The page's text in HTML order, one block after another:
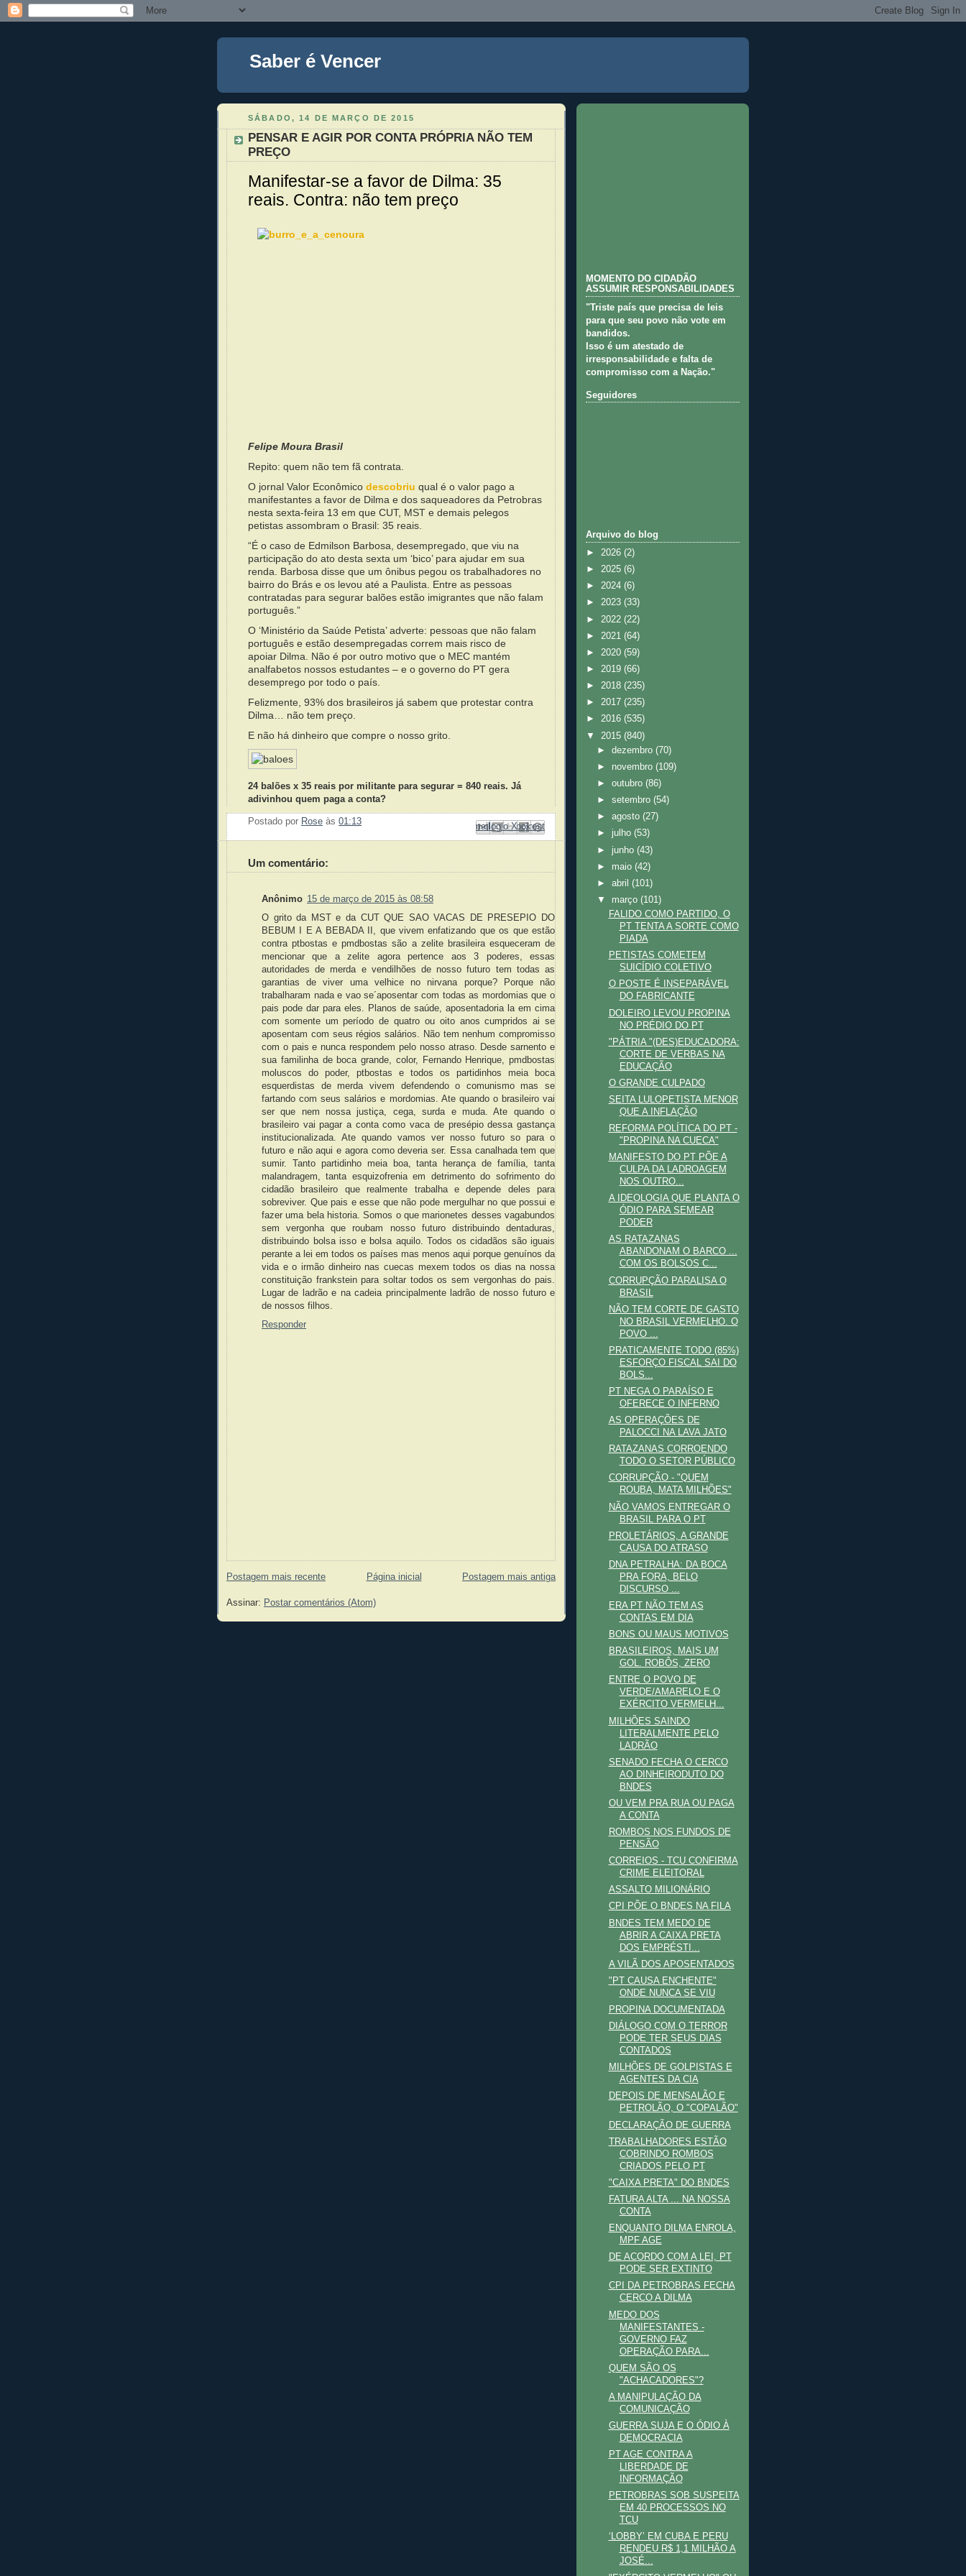
Saber é Vencer
SÁBADO, 14 DE MARÇO DE 2015
PENSAR E AGIR POR CONTA PRÓPRIA NÃO TEM
PREÇO
Manifestar-se a favor de Dilma: 35
reais. Contra: não tem preço
Felipe Moura Brasil
Repito: quem não tem fã contrata.
O jornal Valor Econômico descobriu qual é o valor pago a
manifestantes a favor de Dilma e dos saqueadores da Petrobras
nesta sexta-feira 13 em que CUT, MST e demais pelegos
petistas assombram o Brasil: 35 reais.
“É o caso de Edmilson Barbosa, desempregado, que viu na
participação do ato desta sexta um ‘bico’ para ajudar em sua
renda. Barbosa disse que um ônibus pegou os trabalhadores no
bairro do Brás e os levou até a Paulista. Entre as pessoas
contratadas para segurar balões estão imigrantes que não falam
português.”
O ‘Ministério da Saúde Petista’ adverte: pessoas que não falam
português e estão desempregadas correm mais risco de
apoiar Dilma. Não é por outro motivo que o MEC mantém
analfabetos nossos estudantes – e o governo do PT gera
desemprego por todo o país.
Felizmente, 93% dos brasileiros já sabem que protestar contra
Dilma… não tem preço.
E não há dinheiro que compre o nosso grito.
24 balões x 35 reais por militante para segurar = 840 reais. Já
adivinhou quem paga a conta?
Postado por Rose às 01:13 Enviar por e-mail
Postar no blog!
Compartilhar no X
Compartilhar no Facebook
Compartilhar com o Pinterest
Um comentário:
Anônimo 15 de março de 2015 às 08:58
O grito da MST e da CUT QUE SAO VACAS DE PRESEPIO DO
BEBUM I E A BEBADA II, que vivem enfatizando que os que estão
contra ptbostas e pmdbostas são a zelite brasileira esqueceram de
mencionar que a zelite agora pertence aos 3 poderes, essas
autoridades de merda e vendilhões de nosso futuro tem todas as
garantias de viver uma velhice no nirvana porque? Porque não
trabalharam nada e vao se´aposentar com todas as mordomias que o
pais pode dar para eles. Planos de saúde, aposentadoria la em cima
com somente um período de quatro ou oito anos cumpridos ai se
aposentam com seus régios salários. Não tem nenhum compromisso
com o pais e nunca respondem pelo nosso atraso. Desde sarnento e
sua familinha de boca grande, color, Fernando Henrique, pmdbostas
moluscos do poder, ptbostas e todos os partidinhos meia boca
esquerdistas de merda vivem defendendo o comunismo mas se
fartando com seus salários e mordomias. Ate quando o brasileiro vai
ser que nem nossa justiça, cega, surda e muda. Ate quando o
brasileiro vai pagar a conta como vaca de presépio dessa gastança
institucionalizada. Ate quando vamos ver nosso futuro so para o
futuro e não aqui e agora como deveria ser. Essa canalhada tem que
sumir. Tanto partidinho meia boa, tanta herança de família, tanta
malandragem, tanta esquizofrenia em detrimento do sofrimento do
cidadão brasileiro que realmente trabalha e depende deles para
sobreviver. Que pais e esse que não pode mergulhar no que possui e
fazer uma bela historia. Somos o que marionetes desses vagabundos
sem vergonha que roubam nosso futuro distribuindo dentaduras,
distribuindo bolsa isso e bolsa aquilo. Todos os cidadãos são iguais
perante a lei em todos os países mas menos aqui porque genuínos da
vida e o irmão dinheiro nas cuecas mexem todos os dias na nossa
constituição frankstein para soltar todos os sem vergonhas do pais.
Lugar de ladrão e na cadeia principalmente ladrão de nosso futuro e
de nossos filhos.
Responder
Postagem mais recente Postagem mais antiga
Página inicial
Assinar: Postar comentários (Atom)
MOMENTO DO CIDADÃO
ASSUMIR RESPONSABILIDADES
"Triste país que precisa de leis
para que seu povo não vote em
bandidos.
Isso é um atestado de
irresponsabilidade e falta de
compromisso com a Nação."
Seguidores
Arquivo do blog
► 2026 (2)
► 2025 (6)
► 2024 (6)
► 2023 (33)
► 2022 (22)
► 2021 (64)
► 2020 (59)
► 2019 (66)
► 2018 (235)
► 2017 (235)
► 2016 (535)
▼ 2015 (840)
►dezembro(70)
► novembro(109)
►outubro(86)
►setembro(54)
►agosto(27)
► julho(53)
► junho(43)
► maio(42)
►abril(101)
▼ março(101)
FALIDO COMO PARTIDO, O
PT TENTA A SORTE COMO
PIADA
PETISTAS COMETEM
SUICÍDIO COLETIVO
O POSTE É INSEPARÁVEL
DO FABRICANTE
DOLEIRO LEVOU PROPINA
NO PRÉDIO DO PT
"PÁTRIA "(DES)EDUCADORA:
CORTE DE VERBAS NA
EDUCAÇÃO
O GRANDE CULPADO
SEITA LULOPETISTA MENOR
QUE A INFLAÇÃO
REFORMA POLÍTICA DO PT -
"PROPINA NA CUECA"
MANIFESTO DO PT PÕE A
CULPA DA LADROAGEM
NOS OUTRO...
A IDEOLOGIA QUE PLANTA O
ÓDIO PARA SEMEAR
PODER
AS RATAZANAS
ABANDONAM O BARCO ...
COM OS BOLSOS C...
CORRUPÇÃO PARALISA O
BRASIL
NÃO TEM CORTE DE GASTO
NO BRASIL VERMELHO. O
POVO ...
PRATICAMENTE TODO (85%)
ESFORÇO FISCAL SAI DO
BOLS...
PT NEGA O PARAÍSO E
OFERECE O INFERNO
AS OPERAÇÕES DE
PALOCCI NA LAVA JATO
RATAZANAS CORROENDO
TODO O SETOR PÚBLICO
CORRUPÇÃO - "QUEM
ROUBA, MATA MILHÕES"
NÃO VAMOS ENTREGAR O
BRASIL PARA O PT
PROLETÁRIOS, A GRANDE
CAUSA DO ATRASO
DNA PETRALHA: DA BOCA
PRA FORA, BELO
DISCURSO ...
ERA PT NÃO TEM AS
CONTAS EM DIA
BONS OU MAUS MOTIVOS
BRASILEIROS, MAIS UM
GOL. ROBÔS, ZERO
ENTRE O POVO DE
VERDE/AMARELO E O
EXÉRCITO VERMELH...
MILHÕES SAINDO
LITERALMENTE PELO
LADRÃO
SENADO FECHA O CERCO
AO DINHEIRODUTO DO
BNDES
OU VEM PRA RUA OU PAGA
A CONTA
ROMBOS NOS FUNDOS DE
PENSÃO
CORREIOS - TCU CONFIRMA
CRIME ELEITORAL
ASSALTO MILIONÁRIO
CPI PÕE O BNDES NA FILA
BNDES TEM MEDO DE
ABRIR A CAIXA PRETA
DOS EMPRÉSTI...
A VILÃ DOS APOSENTADOS
"PT CAUSA ENCHENTE"
ONDE NUNCA SE VIU
PROPINA DOCUMENTADA
DIÁLOGO COM O TERROR
PODE TER SEUS DIAS
CONTADOS
MILHÕES DE GOLPISTAS E
AGENTES DA CIA
DEPOIS DE MENSALÃO E
PETROLÃO, O "COPALÃO"
DECLARAÇÃO DE GUERRA
TRABALHADORES ESTÃO
COBRINDO ROMBOS
CRIADOS PELO PT
"CAIXA PRETA" DO BNDES
FATURA ALTA ... NA NOSSA
CONTA
ENQUANTO DILMA ENROLA,
MPF AGE
DE ACORDO COM A LEI, PT
PODE SER EXTINTO
CPI DA PETROBRAS FECHA
CERCO A DILMA
MEDO DOS
MANIFESTANTES -
GOVERNO FAZ
OPERAÇÃO PARA...
QUEM SÃO OS
"ACHACADORES"?
A MANIPULAÇÃO DA
COMUNICAÇÃO
GUERRA SUJA E O ÓDIO À
DEMOCRACIA
PT AGE CONTRA A
LIBERDADE DE
INFORMAÇÃO
PETROBRAS SOB SUSPEITA
EM 40 PROCESSOS NO
TCU
‘LOBBY’ EM CUBA E PERU
RENDEU R$ 1,1 MILHÃO A
JOSÉ...